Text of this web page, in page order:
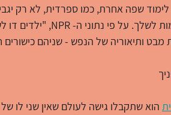
לימוד שפה אחרת, כמו ספרדית, לא רק
ותיאוריה של הנפש - שניהם כישורים
הוא שתקבלו גישה לעולם שאין שני לו